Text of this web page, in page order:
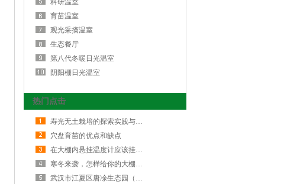
科研温室
育苗温室
观光采摘温室
生态餐厅
第八代冬暖日光温室
阴阳棚日光温室
热门点击
寿光无土栽培的探索实践与创新发展…
穴盘育苗的优点和缺点
在大棚内悬挂温度计应该挂在哪？
寒冬来袭，怎样给你的大棚降湿增温…
武汉市江夏区唐凃生态园（玻璃连栋…